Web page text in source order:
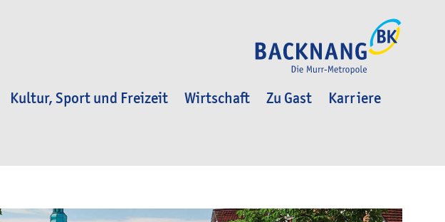
Kultur, Sport und Freizeit Wirtschaft Zu Gast
Karriere